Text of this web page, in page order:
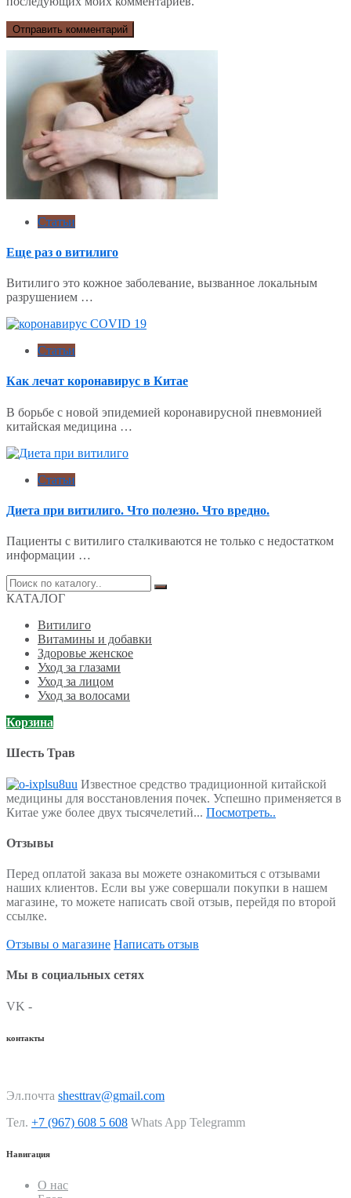
Статьи
Еще раз о витилиго
Витилиго это кожное заболевание, вызванное локальным
разрушением …
Статьи
Как лечат коронавирус в Китае
В борьбе с новой эпидемией коронавирусной пневмонией
китайская медицина …
Статьи
Диета при витилиго. Что полезно. Что вредно.
Пациенты с витилиго сталкиваются не только с недостатком
информации …
Поиск
по:
КАТАЛОГ
Витилиго
Витамины и добавки
Здоровье женское
Уход за глазами
Уход за лицом
Уход за волосами
Корзина
Шесть Трав
Известное средство традиционной китайской
медицины для восстановления почек. Успешно применяется в
Китае уже более двух тысячелетий... Посмотреть..
Отзывы
Перед оплатой заказа вы можете ознакомиться с отзывами
наших клиентов. Если вы уже совершали покупки в нашем
магазине, то можете написать свой отзыв, перейдя по второй
ссылке.
Отзывы о магазине Написать отзыв
Мы в социальных сетях
VK -
контакты
Эл.почта shesttrav@gmail.com
Тел. +7 (967) 608 5 608 Whats App Telegramm
Навигация
О нас